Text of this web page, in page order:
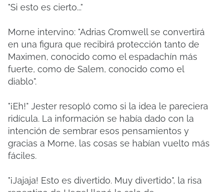
"Si esto es cierto..."
Morne intervino: "Adrias Cromwell se convertirá
en una figura que recibirá protección tanto de
Maximen, conocido como el espadachín más
fuerte, como de Salem, conocido como el
diablo".
"¡Eh!" Jester resopló como si la idea le pareciera
ridícula. La información se había dado con la
intención de sembrar esos pensamientos y
gracias a Morne, las cosas se habían vuelto más
fáciles.
"¡Jajaja! Esto es divertido. Muy divertido", la risa